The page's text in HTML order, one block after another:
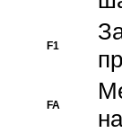
F1
FA